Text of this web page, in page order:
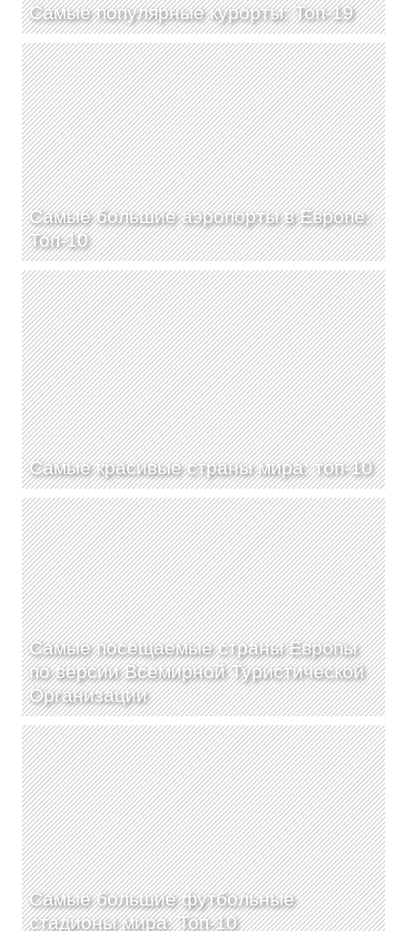
Самые популярные курорты: Топ-19
Самые большие аэропорты в Европе:
Топ-10
Самые красивые страны мира: топ-10
Самые посещаемые страны Европы
по версии Всемирной Туристической
Организации
Самые большие футбольные
стадионы мира: Топ-10